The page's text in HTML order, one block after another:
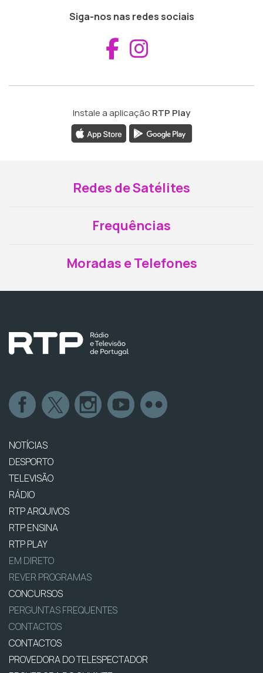
Siga-nos nas redes sociais
Aceder ao
Instale a aplicação RTP Play
Redes de Satélites
Frequências
Moradas e Telefones
NOTÍCIAS
DESPORTO
TELEVISÃO
RÁDIO
RTP ARQUIVOS
RTP ENSINA
RTP PLAY
EM DIRETO
REVER PROGRAMAS
CONCURSOS
PERGUNTAS FREQUENTES
CONTACTOS
CONTACTOS
PROVEDORA DO TELESPECTADOR